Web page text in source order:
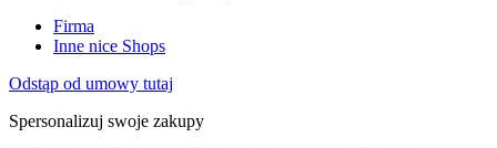
Firma
Inne nice Shops
Odstąp od umowy tutaj
Spersonalizuj swoje zakupy